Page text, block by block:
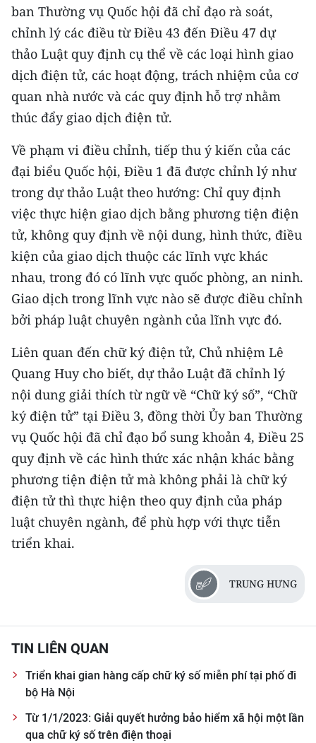
ban Thường vụ Quốc hội đã chỉ đạo rà soát,
chỉnh lý các điều từ Điều 43 đến Điều 47 dự
thảo Luật quy định cụ thể về các loại hình giao
dịch điện tử, các hoạt động, trách nhiệm của cơ
quan nhà nước và các quy định hỗ trợ nhằm
thúc đẩy giao dịch điện tử.
Về phạm vi điều chỉnh, tiếp thu ý kiến của các
đại biểu Quốc hội, Điều 1 đã được chỉnh lý như
trong dự thảo Luật theo hướng: Chỉ quy định
việc thực hiện giao dịch bằng phương tiện điện
tử, không quy định về nội dung, hình thức, điều
kiện của giao dịch thuộc các lĩnh vực khác
nhau, trong đó có lĩnh vực quốc phòng, an ninh.
Giao dịch trong lĩnh vực nào sẽ được điều chỉnh
bởi pháp luật chuyên ngành của lĩnh vực đó.
Liên quan đến chữ ký điện tử, Chủ nhiệm Lê
Quang Huy cho biết, dự thảo Luật đã chỉnh lý
nội dung giải thích từ ngữ về “Chữ ký số”, “Chữ
ký điện tử” tại Điều 3, đồng thời Ủy ban Thường
vụ Quốc hội đã chỉ đạo bổ sung khoản 4, Điều 25
quy định về các hình thức xác nhận khác bằng
phương tiện điện tử mà không phải là chữ ký
điện tử thì thực hiện theo quy định của pháp
luật chuyên ngành, để phù hợp với thực tiễn
triển khai.
TRUNG HƯNG
TIN LIÊN QUAN
Triển khai gian hàng cấp chữ ký số miễn phí tại phố đi
bộ Hà Nội
Từ 1/1/2023: Giải quyết hưởng bảo hiểm xã hội một lần
qua chữ ký số trên điện thoại